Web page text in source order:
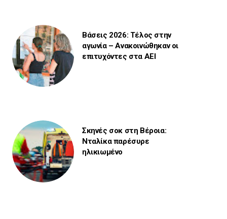
Βάσεις 2026: Τέλος στην
αγωνία – Ανακοινώθηκαν οι
επιτυχόντες στα ΑΕΙ
Σκηνές σοκ στη Βέροια:
Νταλίκα παρέσυρε
ηλικιωμένο